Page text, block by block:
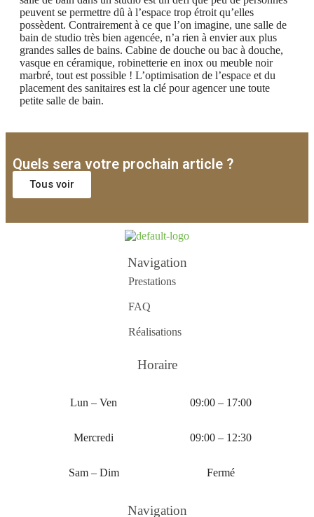
peuvent se permettre dû à l’espace trop étroit qu’elles
possèdent. Contrairement à ce que l’on imagine, une salle de
bain de studio très bien agencée, n’a rien à envier aux plus
grandes salles de bains. Cabine de douche ou bac à douche,
vasque en céramique, robinetterie en inox ou meuble noir
marbré, tout est possible ! L’optimisation de l’espace et du
placement des sanitaires est la clé pour agencer une toute
petite salle de bain.
Quels sera votre prochain article ?
Tous voir
Navigation
Prestations
FAQ
Réalisations
Horaire
Lun – Ven 09:00 – 17:00
Mercredi 09:00 – 12:30
Sam – Dim Fermé
Navigation